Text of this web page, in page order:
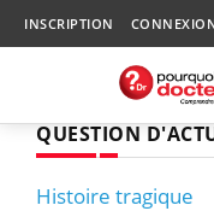
INSCRIPTION
QUESTION
Histoire tragique